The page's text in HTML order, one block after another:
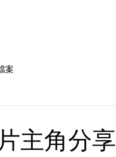
案
主角分享